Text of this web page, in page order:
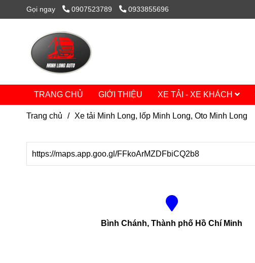
Gọi ngay 0907523789 0933855696
TRANG CHỦ GIỚI THIỆU XE TẢI - XE KHÁCH
Trang chủ / Xe tải Minh Long, lốp Minh Long, Oto Minh Long
https://maps.app.goo.gl/FFkoArMZDFbiCQ2b8
Bình Chánh, Thành phố Hồ Chí Minh